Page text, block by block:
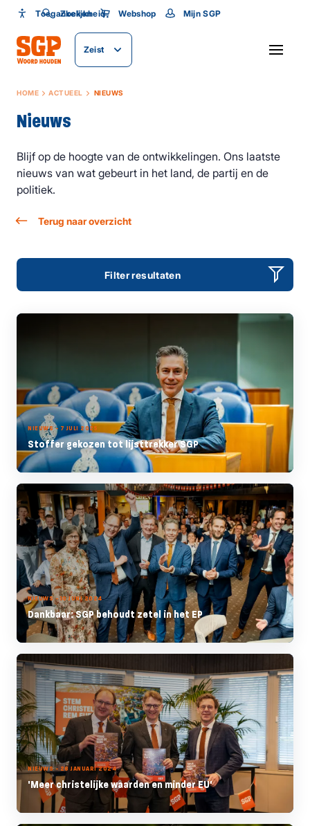
Toegankelijkheid
Toegankelijkheid
Lettergrootte
Zoeken Webshop Mijn SGP
Zeist
HOME ACTUEEL NIEUWS
Nieuws
Blijf op de hoogte van de ontwikkelingen. Ons laatste
nieuws van wat gebeurt in het land, de partij en de
politiek.
Terug naar overzicht
Filter resultaten
NIEUWS - 7 JULI 2025
Stoffer gekozen tot lijsttrekker SGP
NIEUWS - 10 JUNI 2024
Dankbaar: SGP behoudt zetel in het EP
NIEUWS - 26 JANUARI 2024
'Meer christelijke waarden en minder EU'